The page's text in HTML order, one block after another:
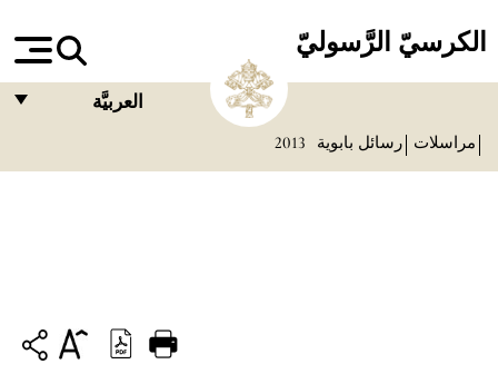
الكرسيّ الرَّسوليّ
العربيَّة
DEUTSCH
مراسلات رسائل بابوية 2013